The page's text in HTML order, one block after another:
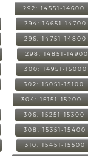
292: 14551-14600
294: 14651-14700
296: 14751-14800
298: 14851-14900
300: 14951-15000
302: 15051-15100
304: 15151-15200
306: 15251-15300
308: 15351-15400
310: 15451-15500